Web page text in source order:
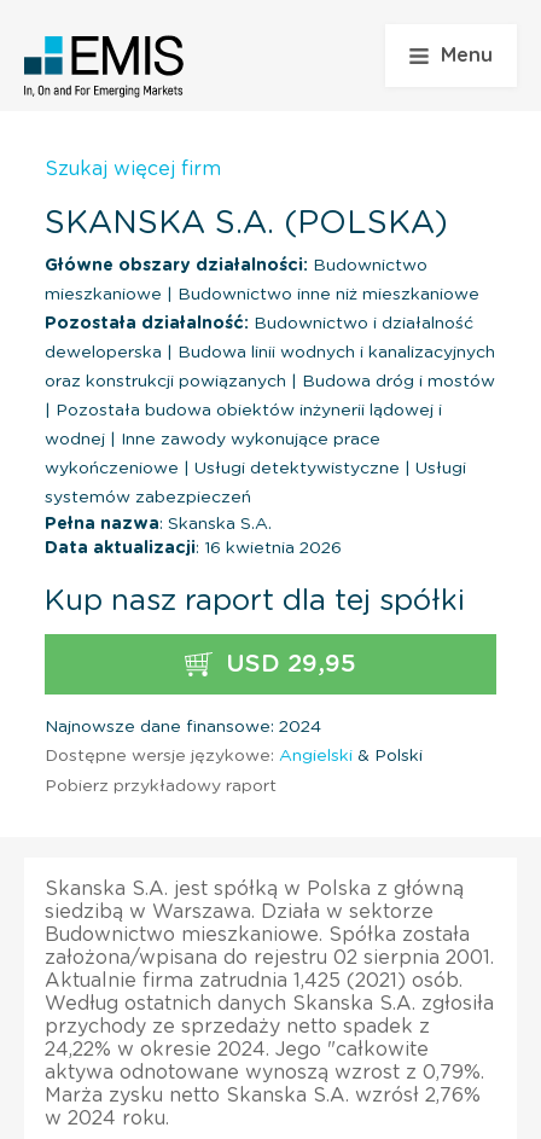
Menu
Szukaj więcej firm
SKANSKA S.A. (POLSKA)
Główne obszary działalności: Budownictwo
mieszkaniowe
Budownictwo inne niż mieszkaniowe
Pozostała działalność: Budownictwo i działalność
deweloperska
Budowa linii wodnych i kanalizacyjnych
oraz konstrukcji powiązanych
Budowa dróg i mostów
Pozostała budowa obiektów inżynerii lądowej i
wodnej
Inne zawody wykonujące prace
wykończeniowe
Usługi detektywistyczne
Usługi
systemów zabezpieczeń
Pełna nazwa: Skanska S.A.
Data aktualizacji: 16 kwietnia 2026
Kup nasz raport dla tej spółki
USD 29,95
Najnowsze dane finansowe: 2024
Dostępne wersje językowe: Angielski & Polski
Pobierz przykładowy raport
Skanska S.A. jest spółką w Polska z główną
siedzibą w Warszawa. Działa w sektorze
Budownictwo mieszkaniowe. Spółka została
założona/wpisana do rejestru 02 sierpnia 2001.
Aktualnie firma zatrudnia 1,425 (2021) osób.
Według ostatnich danych Skanska S.A. zgłosiła
przychody ze sprzedaży netto spadek z
24,22% w okresie 2024. Jego "całkowite
aktywa odnotowane wynoszą wzrost z 0,79%.
Marża zysku netto Skanska S.A. wzrósł 2,76%
w 2024 roku.